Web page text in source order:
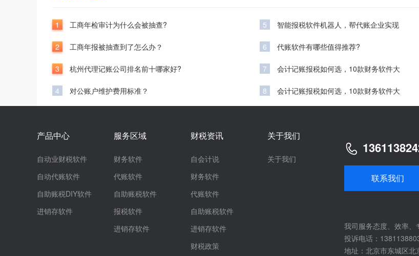
1 工商年检审计为什么会被抽查?
2 工商年报被抽查到了怎么办？
3 杭州代理记账公司排名前十哪家好?
4 对公账户维护费用标准？
5 智能报税软件机器人，帮代账企业实现
6 代账软件有哪些值得推荐?
7 会计记账报税如何选，10款财务软件大
8 会计记账报税如何选，10款财务软件大
产品中心
自动业财税软件
自动代账软件
自助账税DIY软件
进销存软件
服务区域
财务软件
代账软件
自助账税软件
报税软件
进销存软件
财税资讯
自会计说
财务软件
代账软件
自助账税软件
进销存软件
财税政策
关于我们
关于我们
联系我们
我司服务态度、效率、
投诉电话：
地址：北京市东城区